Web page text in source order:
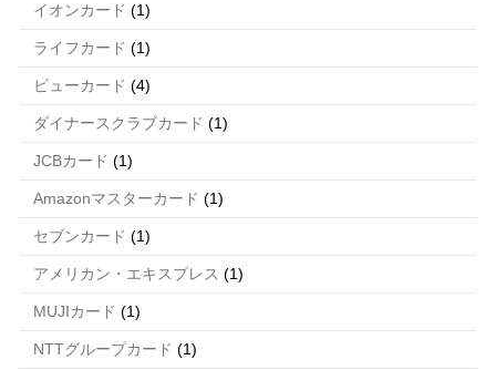
イオンカード (1)
ライフカード (1)
ビューカード (4)
ダイナースクラブカード (1)
JCBカード (1)
Amazonマスターカード (1)
セブンカード (1)
アメリカン・エキスプレス (1)
MUJIカード (1)
NTTグループカード (1)